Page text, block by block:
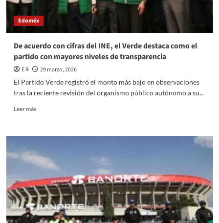
Edoméx
De acuerdo con cifras del INE, el Verde destaca como el
partido con mayores niveles de transparencia
E R
29 marzo, 2026
El Partido Verde registró el monto más bajo en observaciones
tras la reciente revisión del organismo público autónomo a su...
Leer másRead
De
con
cifras
INE,
el
Verde
destaca
como